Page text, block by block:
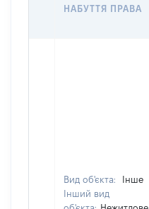
НАБУТТЯ ПРАВА
Вид об'єкта:
Інше
Інший вид